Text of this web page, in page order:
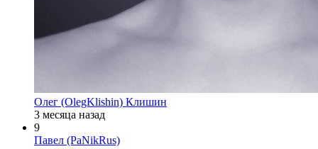
Олег (OlegKlishin) Клишин
3 месяца назад
9
Павел (PaNikRus)